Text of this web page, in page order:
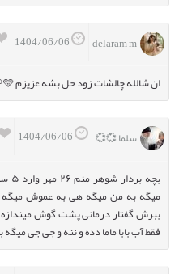
delaram m
ان شالله چالشات زود حل بشه عزیزم 🩵🌱
سلما 💞💞
ببرش گفتار درمانی پشت گوش
فقط آب بابا ماما دده و ننه و جی جی